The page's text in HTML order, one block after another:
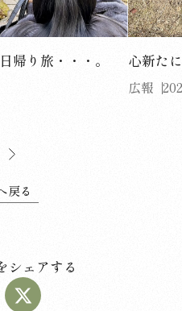
帰り旅・・・。 心新た
広報
戻る
シェアする